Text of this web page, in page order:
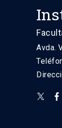
Avda.